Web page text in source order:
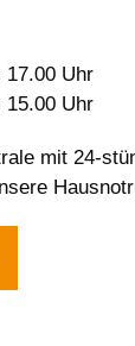
17.00 Uhr
15.00 Uhr
mit 24-